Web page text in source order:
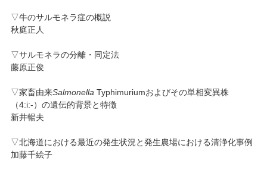
▽牛のサルモネラ症の概説
秋庭正人
▽サルモネラの分離・同定法
藤原正俊
▽家畜由来SalmonellaTyphimuriumおよびその単相変異株
（4:i:-）の遺伝的背景と特徴
新井暢夫
▽北海道における最近の発生状況と発生農場における清浄化事例
加藤千絵子